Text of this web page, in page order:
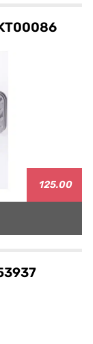
125.00